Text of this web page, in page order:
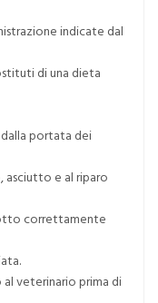
indicate dal
di una dieta
portata dei
e al riparo
correttamente
veterinario prima di